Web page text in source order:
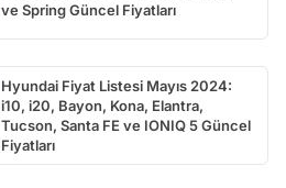
ve Spring Güncel Fiyatları
Hyundai Fiyat Listesi Mayıs 2024:
i10, i20, Bayon, Kona, Elantra,
Tucson, Santa FE ve IONIQ 5 Güncel
Fiyatları